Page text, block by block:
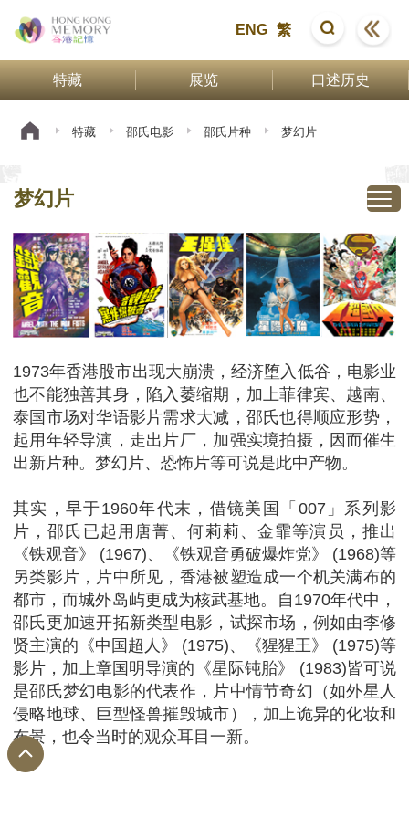
ENG 繁
特藏 展览 口述历史
特藏 邵氏电影 邵氏片种 梦幻片
梦幻片
1973年香港股市出现大崩溃，经济堕入低谷，电影业
也不能独善其身，陷入萎缩期，加上菲律宾、越南、
泰国市场对华语影片需求大减，邵氏也得顺应形势，
起用年轻导演，走出片厂，加强实境拍摄，因而催生
出新片种。梦幻片、恐怖片等可说是此中产物。
其实，早于1960年代末，借镜美国「007」系列影
片，邵氏已起用唐菁、何莉莉、金霏等演员，推出
《铁观音》 (1967)、《铁观音勇破爆炸党》 (1968)等
另类影片，片中所见，香港被塑造成一个机关满布的
都市，而城外岛屿更成为核武基地。自1970年代中，
邵氏更加速开拓新类型电影，试探市场，例如由李修
贤主演的《中国超人》 (1975)、《猩猩王》 (1975)等
影片，加上章国明导演的《星际钝胎》 (1983)皆可说
是邵氏梦幻电影的代表作，片中情节奇幻（如外星人
侵略地球、巨型怪兽摧毁城市），加上诡异的化妆和
布景，也令当时的观众耳目一新。